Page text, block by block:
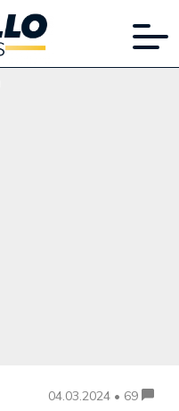
04.03.2024 • 69